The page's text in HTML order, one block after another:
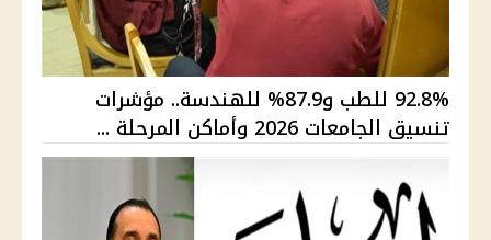
92.8% للطب و87.9% للهندسة.. مؤشرات
تنسيق الجامعات 2026 وأماكن المرحلة ...